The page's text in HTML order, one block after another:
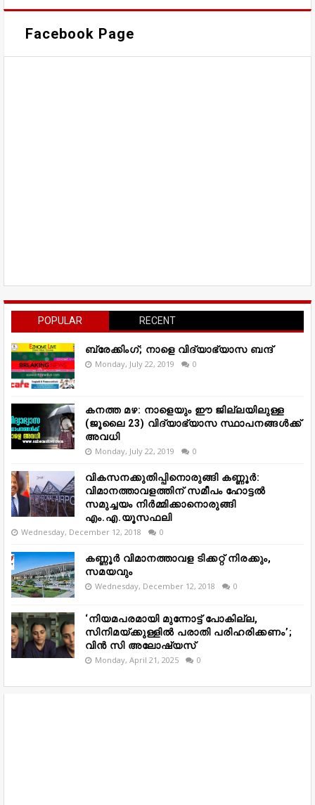
Facebook Page
POPULAR RECENT
ബ്രേക്കിംഗ്; നാളെ വിദ്യാഭ്യാസ ബന്ദ്
Monday, July 22, 2019 0
കനത്ത മഴ: നാളെയും ഈ ജില്ലയിലുള്ള
(ജൂലൈ 23) വിദ്യാഭ്യാസ സ്ഥാപനങ്ങൾക്ക്
അവധി
Monday, July 22, 2019 0
വികസനക്കുതിപ്പിനൊരുങ്ങി കണ്ണൂർ:
വിമാനത്താവളത്തിന് സമീപം ഹോട്ടൽ
സമുച്ചയം നിർമ്മിക്കാനൊരുങ്ങി
എം.എ.യൂസഫലി
Wednesday, December 12, 2018 0
കണ്ണൂർ വിമാനത്താവള ടിക്കറ്റ് നിരക്കും,
സമയവും
Wednesday, December 12, 2018 0
‘നിയമപരമായി മുന്നോട്ട് പോകില്ല,
സിനിമയ്ക്കുള്ളിൽ പരാതി പരിഹരിക്കണം’;
വിൻ സി അലോഷ്യസ്
Monday, April 21, 2025 0